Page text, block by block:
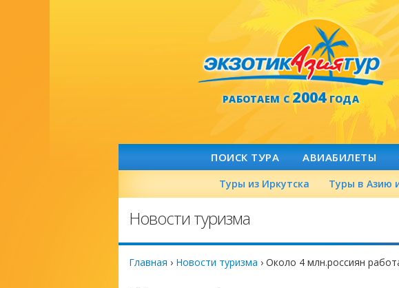
РАБОТАЕМ С2004ГОДА
ПОИСК ТУРА АВИАБИЛЕТЫ
Туры из Иркутска Туры в Азию
Новости туризма
Главная › Новости туризма › Около 4 млн.россиян